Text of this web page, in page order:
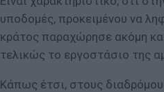
υποδομές, προκειμένου να
κράτος παραχώρησε ακόμη
τελικώς το εργοστάσιο της
Κάπως έτσι, στους